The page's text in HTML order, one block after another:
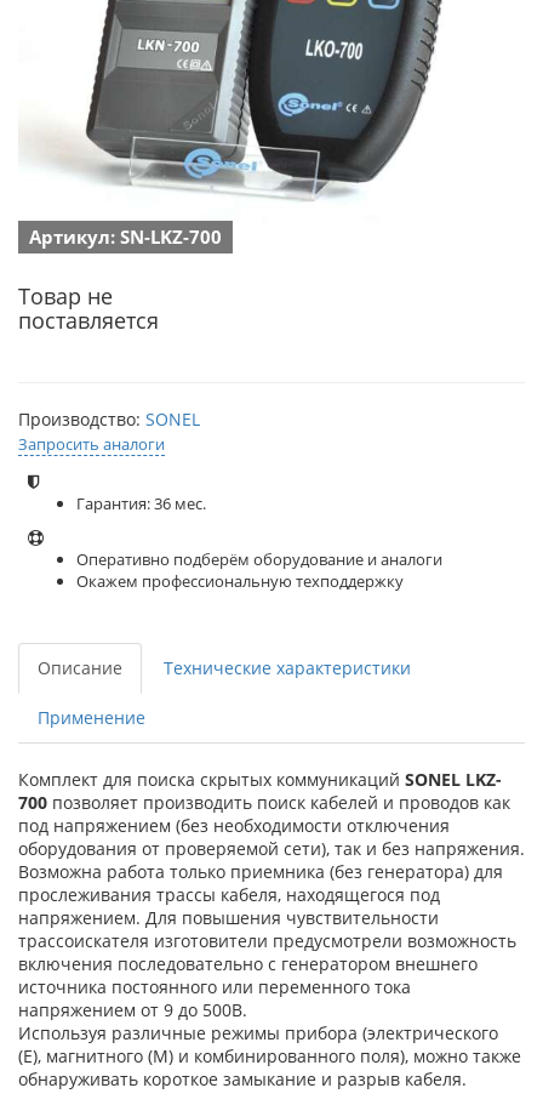
Артикул: SN-LKZ-700
Товар не
поставляется
Производство: SONEL
Запросить аналоги
Гарантия: 36 мес.
Оперативно подберём оборудование и аналоги
Окажем профессиональную техподдержку
Описание Технические характеристики
Применение
Комплект для поиска скрытых коммуникаций SONEL LKZ-
700 позволяет производить поиск кабелей и проводов как
под напряжением (без необходимости отключения
оборудования от проверяемой сети), так и без напряжения.
Возможна работа только приемника (без генератора) для
прослеживания трассы кабеля, находящегося под
напряжением. Для повышения чувствительности
трассоискателя изготовители предусмотрели возможность
включения последовательно с генератором внешнего
источника постоянного или переменного тока
напряжением от 9 до 500В.
Используя различные режимы прибора (электрического
(E), магнитного (M) и комбинированного поля), можно также
обнаруживать короткое замыкание и разрыв кабеля.